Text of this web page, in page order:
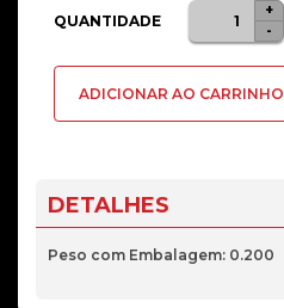
QUANTIDADE
Quantidade
de
Xiaomi
Mi
A2
-
+
ADICIONAR AO CARRINHO
DETALHES
Peso com Embalagem: 0.200